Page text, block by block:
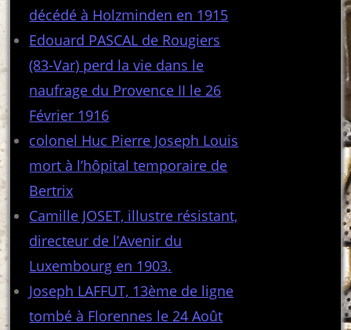
décédé à Holzminden en 1915
Edouard PASCAL de Rougiers
(83-Var) perd la vie dans le
naufrage du Provence II le 26
Février 1916
colonel Huc Pierre Joseph Louis
mort à l’hôpital temporaire de
Bertrix
Camille JOSET, illustre résistant,
directeur de l’Avenir du
Luxembourg en 1903.
Joseph LAFFUT, 13ème de ligne
tombé à Florennes le 24 Août